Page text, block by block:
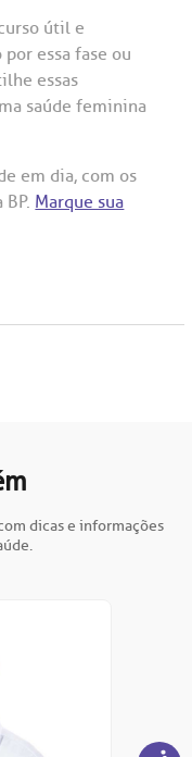
útil e
essa fase ou
essas
saúde feminina
em dia, com os
Marque sua
dicas e informações